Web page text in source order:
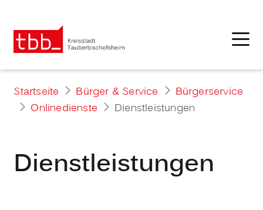
Startseite Bürger & Service
Bürgerservice
Onlinedienste
Dienstleistungen
Dienstleistungen